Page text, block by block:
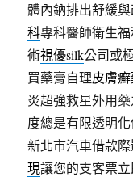
體內鈉排出舒緩
科專科醫師衛生
術視優silk公司或
買藥膏自理皮膚
炎超強救星外用
度總是有限透明
新北市汽車借款
現讓您的支客票